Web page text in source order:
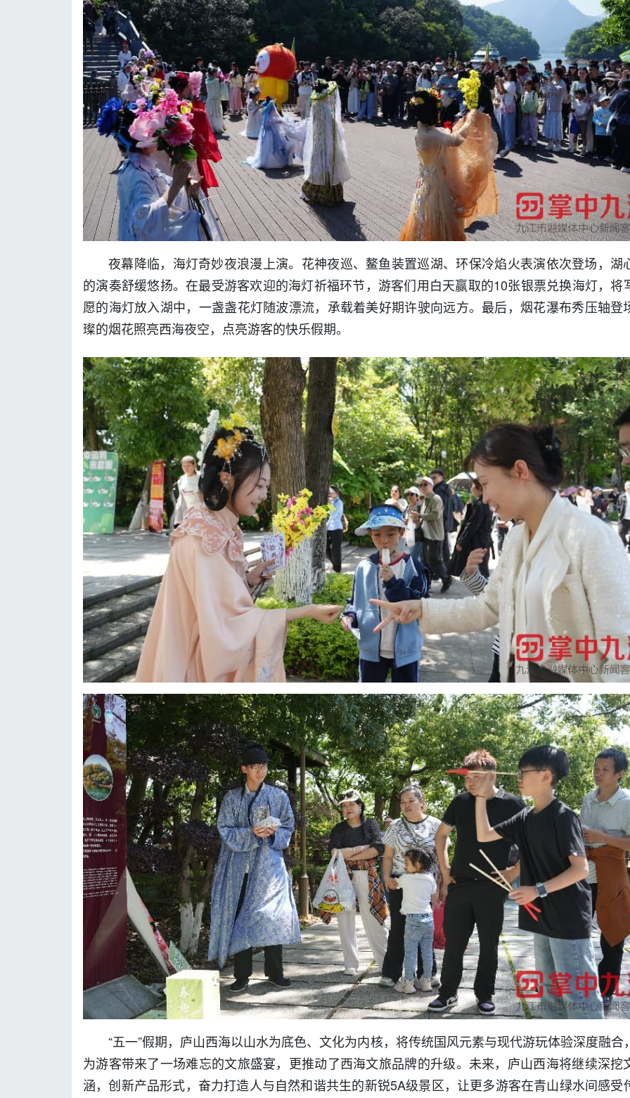
夜幕降临，海灯奇妙夜浪漫上演。花神夜巡、鳌鱼装置巡湖、环保冷焰火表演依次登场，湖
的演奏舒缓悠扬。在最受游客欢迎的海灯祈福环节，游客们用白天赢取的10张银票兑换海灯，将
愿的海灯放入湖中，一盏盏花灯随波漂流，承载着美好期许驶向远方。最后，烟花瀑布秀压轴登
璨的烟花照亮西海夜空，点亮游客的快乐假期。
“五一”假期，庐山西海以山水为底色、文化为内核，将传统国风元素与现代游玩体验深度融合
为游客带来了一场难忘的文旅盛宴，更推动了西海文旅品牌的升级。未来，庐山西海将继续深挖
涵，创新产品形式，奋力打造人与自然和谐共生的新锐5A级景区，让更多游客在青山绿水间感受